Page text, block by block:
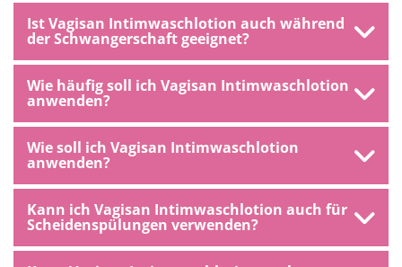
Ist Vagisan Intimwaschlotion auch während
der Schwangerschaft geeignet?
Wie häufig soll ich Vagisan Intimwaschlotion
anwenden?
Wie soll ich Vagisan Intimwaschlotion
anwenden?
Kann ich Vagisan Intimwaschlotion auch für
Scheidenspülungen verwenden?